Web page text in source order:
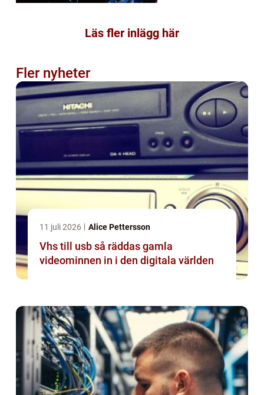
Läs fler inlägg här
Fler nyheter
11 juli 2026 Alice Pettersson
Vhs till usb så räddas gamla
videominnen in i den digitala världen